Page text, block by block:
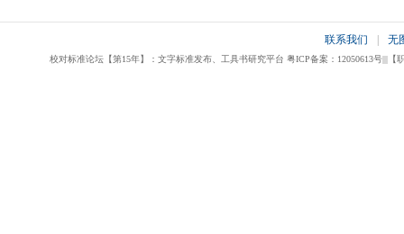
联系我们 无
校对标准论坛【第15年】：文字标准发布、工具书研究平台 粤ICP备案：12050613号|||【